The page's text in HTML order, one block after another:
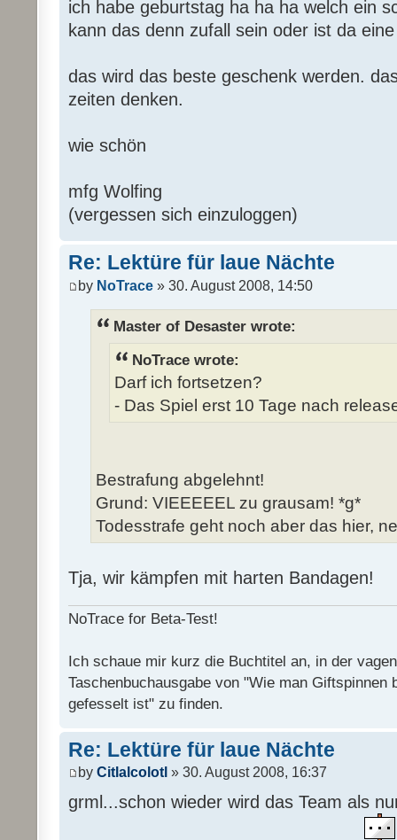
ich habe geburtstag ha ha ha welch ein
kann das denn zufall sein oder ist da
das wird das beste geschenk werden.
zeiten denken.
wie schön
mfg Wolfing
(vergessen sich einzuloggen)
Re: Lektüre für laue Nächte
by NoTrace » 30. August 2008, 14:50
Master of Desaster wrote:
NoTrace wrote:
Darf ich fortsetzen?
- Das Spiel erst 10 Tage nach
Bestrafung abgelehnt!
Grund: VIEEEEEL zu grausam! *g*
Todesstrafe geht noch aber das hier,
Tja, wir kämpfen mit harten Bandagen!
NoTrace for Beta-Test!
Ich schaue mir kurz die Buchtitel an, in der
Taschenbuchausgabe von "Wie man Giftspinnen
gefesselt ist" zu finden.
Re: Lektüre für laue Nächte
by Citlalcolotl » 30. August 2008, 16:37
grml...schon wieder wird das Team als